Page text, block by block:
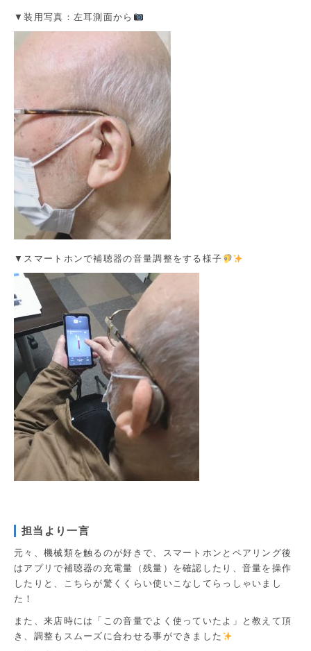
▼装用写真：左耳測面から
▼スマートホンで補聴器の音量調整をする様子
担当より一言
元々、機械類を触るのが好きで、スマートホンとペアリング後
はアプリで補聴器の充電量（残量）を確認したり、音量を操作
したりと、こちらが驚くくらい使いこなしてらっしゃいまし
た！
また、来店時には「この音量でよく使っていたよ」と教えて頂
き、調整もスムーズに合わせる事ができました